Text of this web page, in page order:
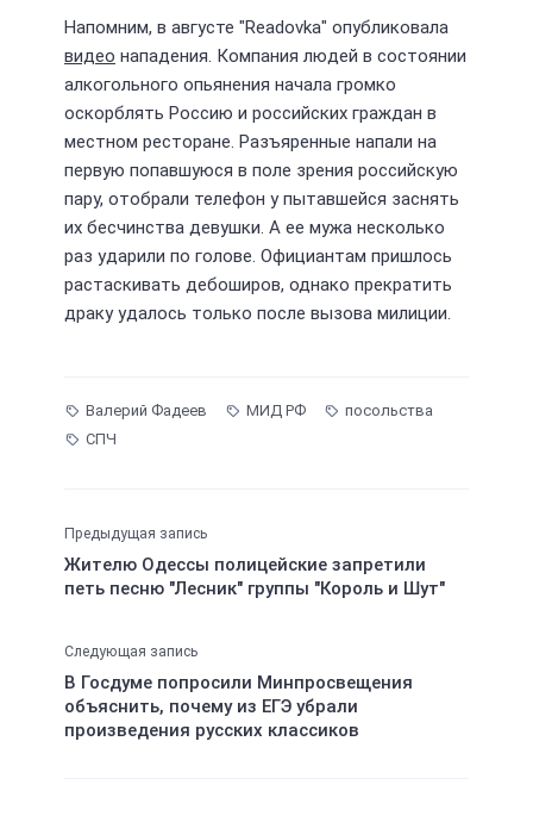
Напомним, в августе "Readovka" опубликовала
видео нападения. Компания людей в состоянии
алкогольного опьянения начала громко
оскорблять Россию и российских граждан в
местном ресторане. Разъяренные напали на
первую попавшуюся в поле зрения российскую
пару, отобрали телефон у пытавшейся заснять
их бесчинства девушки. А ее мужа несколько
раз ударили по голове. Официантам пришлось
растаскивать дебоширов, однако прекратить
драку удалось только после вызова милиции.
Валерий Фадеев МИД РФ
посольства
СПЧ
Предыдущая запись
Жителю Одессы полицейские запретили
петь песню "Лесник" группы "Король и Шут"
Следующая запись
В Госдуме попросили Минпросвещения
объяснить, почему из ЕГЭ убрали
произведения русских классиков